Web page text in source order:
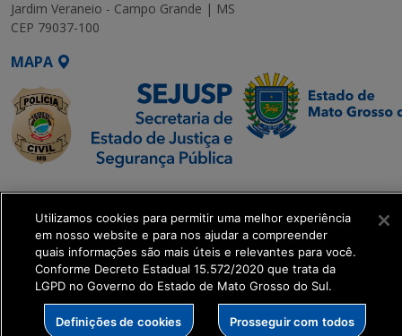
Jardim Veraneio - Campo Grande | MS
CEP 79037-100
MAPA
SETDIG | Secretaria-
Executiva de
Transformação Digital
get_footer();
Utilizamos cookies para permitir uma melhor experiência
em nosso website e para nos ajudar a compreender
quais informações são mais úteis e relevantes para você.
Conforme Decreto Estadual 15.572/2020 que trata da
LGPD no Governo do Estado de Mato Grosso do Sul.
Definições de cookies Prosseguir com todos